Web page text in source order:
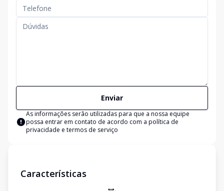
Enviar
As informações serão utilizadas para que a nossa equipe
possa entrar em contato de acordo com a política de
privacidade e termos de serviço
Características